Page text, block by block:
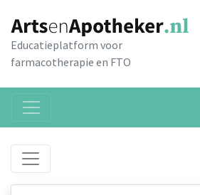
Educatieplatform voor
farmacotherapie en FTO